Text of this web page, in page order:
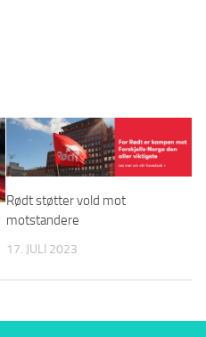
Rødt støtter vold mot
motstandere
17. JULI 2023